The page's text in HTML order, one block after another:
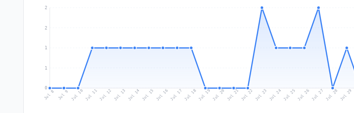
0
1
1
2
2
Jul 8 Jul 9 Jul 10 Jul 11Jul 12 Jul 13 Jul 14 Jul 15 Jul 16Jul 17 Jul 18Jul 19 Jul 20 Jul 21 Jul 22 Jul 23 Jul 24Jul 25 Jul 26Jul 27 Jul 28 Jul 29